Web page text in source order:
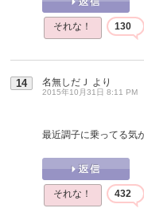
それな！ 130
14 名無しだＪ より
2015年10月31日 8:11 PM
最近調子に乗ってる気
それな！ 432